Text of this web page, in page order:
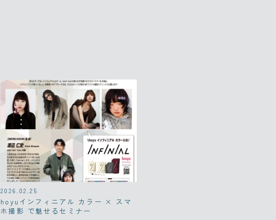
2026.02.25
hoyuインフィニアル カラー × スマ
ホ撮影 で魅せるセミナー